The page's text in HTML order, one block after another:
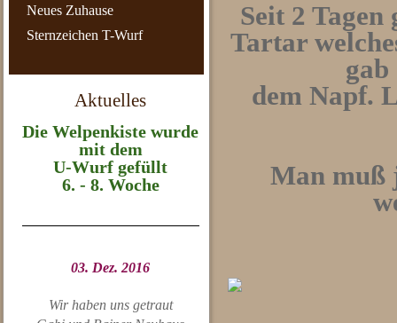
Neues Zuhause
Sternzeichen T-Wurf
Aktuelles
Die Welpenkiste wurde
mit dem
U-Wurf gefüllt
6. - 8. Woche
03. Dez. 2016
Wir haben uns getraut
Seit 2
Tartar
gab
dem Napf.
Man muß